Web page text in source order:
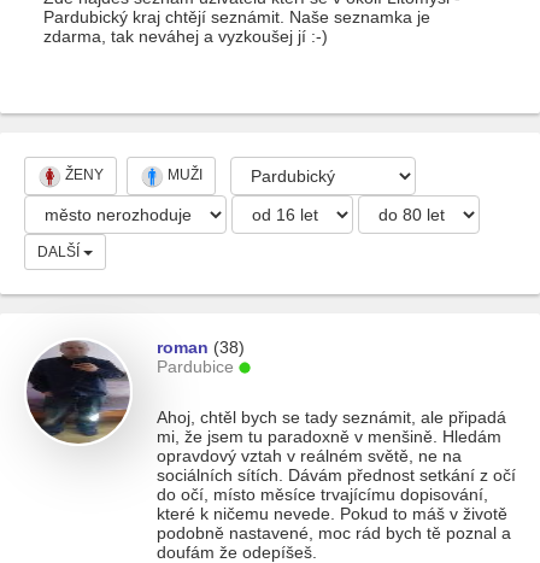
Pardubický kraj chtějí seznámit. Naše seznamka je
zdarma, tak neváhej a vyzkoušej jí :-)
ŽENY MUŽI
DALŠÍ
roman (38)
Pardubice
Ahoj, chtěl bych se tady seznámit, ale připadá
mi, že jsem tu paradoxně v menšině. Hledám
opravdový vztah v reálném světě, ne na
sociálních sítích. Dávám přednost setkání z očí
do očí, místo měsíce trvajícímu dopisování,
které k ničemu nevede. Pokud to máš v životě
podobně nastavené, moc rád bych tě poznal a
doufám že odepíšeš.